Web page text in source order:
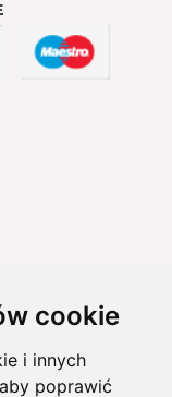
cookie
i innych
poprawić